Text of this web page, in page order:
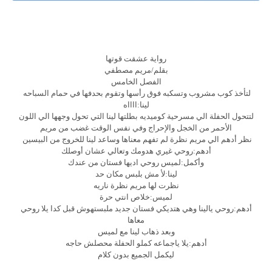
رواية عشقت قوتها
بقلم/مريم مصطفي
الفصل الخامس
لتأخذ كوب مشروب وتسكبه فوق رأسها وتقوم بحدفها في حمام السباحه
لينا:ااااه
لتتحول الحفلة الي مسرحية كوميديه بطلتها لينا التي تحول وجهها الي اللون
الأحمر من الخجل والإحراج وفي نفس الوقت غضب من مريم
نظر أدهم الي مريم نظرة لم تفهم معناها وساعد لينا للخروج من البيسين
أدهم:روحي غيري هدومك وتعالي عشان أوصلك
وأكمل:لميس روحي اديها فستان من عندك
لينا:لأ مش بلبس مكان حد
نظرت لها مريم نظرة ناريه
لميس:خلاص انتي حرة
أدهم:روحي يالينا وهي هتديكي فستان جديد ملبستهوش قبل كدا يلا روحي
معاها
وبعد ذهاب لينا مع لميس
أدهم:يلا ياجماعه كملو الحفلة محصلش حاجه
ليكمل الجميع بدون كلام